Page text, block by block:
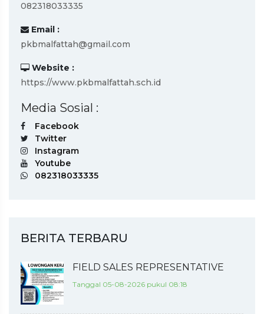
082318033335
Email :
pkbmalfattah@gmail.com
Website :
https://www.pkbmalfattah.sch.id
Media Sosial :
Facebook
Twitter
Instagram
Youtube
082318033335
BERITA TERBARU
FIELD SALES REPRESENTATIVE
Tanggal 05-08-2026 pukul 08:18